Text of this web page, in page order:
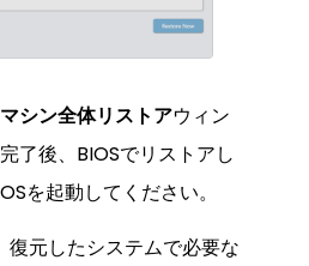
マシン全体リストアウィン
了後、BIOSでリストアし
を起動してください。
復元したシステムで必要な